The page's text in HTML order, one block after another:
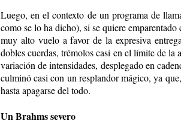
Luego, en el contexto de un programa de
como se lo ha dicho), si se quiere
muy alto vuelo a favor de la expresiva
dobles cuerdas, trémolos casi en el límite de
variación de intensidades, desplegado en
culminó casi con un resplandor mágico, ya
hasta apagarse del todo.
Un Brahms severo